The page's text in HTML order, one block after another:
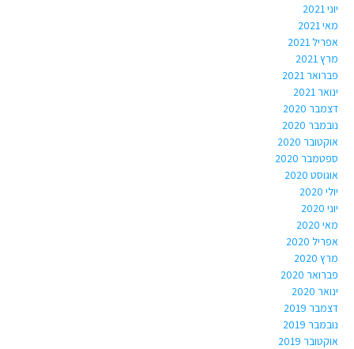
יוני 2021
מאי 2021
אפריל 2021
מרץ 2021
פברואר 2021
ינואר 2021
דצמבר 2020
נובמבר 2020
אוקטובר 2020
ספטמבר 2020
אוגוסט 2020
יולי 2020
יוני 2020
מאי 2020
אפריל 2020
מרץ 2020
פברואר 2020
ינואר 2020
דצמבר 2019
נובמבר 2019
אוקטובר 2019